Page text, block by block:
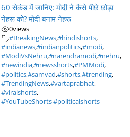
60 सेकंड में जानिए: मोदी ने कैसे पीछे छोड़ा
नेहरू को? मोदी बनाम नेहरू
0views
#BreakingNews,#hindishorts,
#indianews,#indianpolitics,#modi,
#ModiVsNehru,#narendramodi,#nehru,
#newindia,#newsshorts,#PMModi,
#politics,#samvad,#shorts,#trending,
#TrendingNews,#vartaprabhat,
#viralshorts,
#YouTubeShorts #politicalshorts